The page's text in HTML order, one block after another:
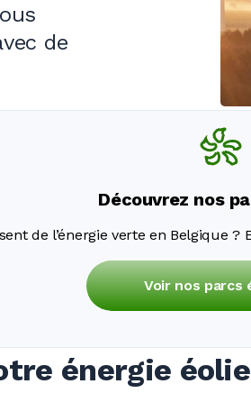
de
Découvrez nos
de l’énergie verte en Belgique
Voir nos parcs
énergie